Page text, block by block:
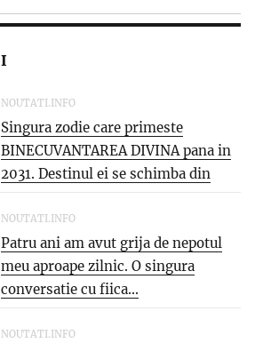
NOUTATI.INFO
Singura zodie care primeste
BINECUVANTAREA DIVINA pana in
2031. Destinul ei se schimba din
temelii,...
NOUTATI.INFO
Patru ani am avut grija de nepotul
meu aproape zilnic. O singura
conversatie cu fiica...
NOUTATI.INFO